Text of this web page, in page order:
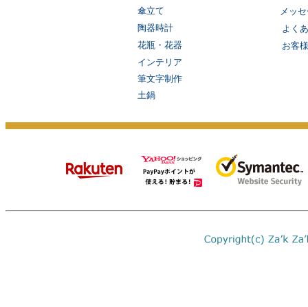
傘立て
メッ
陶器時計
よく
花瓶・花器
お客
インテリア
筆文字制作
土鍋